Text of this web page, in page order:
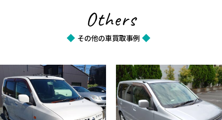
Others
その他の車買取事例